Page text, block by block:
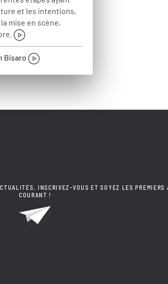
et les intentions,
mise en scène,
Bisaro
INSCRIVEZ-VOUS ET SOYEZ LES PREMIERS
COURANT !